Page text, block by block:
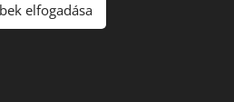
Általános Iskola, AMI
fenntartva.
elfogadása